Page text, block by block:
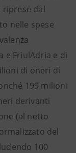
riprese dal
nelle spese
e FriulAdria e di
di oneri di
199 milioni
derivanti
(al netto
del
100